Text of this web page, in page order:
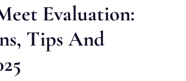
Evaluation:
Tips And